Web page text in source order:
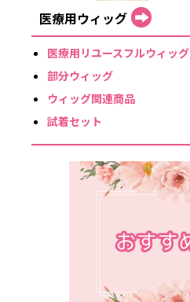
医療用ウィッグ
医療用リユースフルウィッグ
部分ウィッグ
ウィッグ関連商品
試着セット